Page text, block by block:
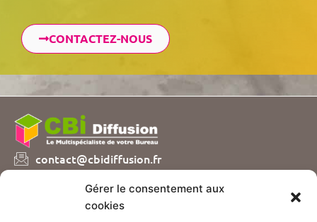
Gérer le consentement aux
cookies
CONTACTEZ-NOUS
contact@cbidiffusion.fr
Parc d’entreprises Visionis
01090 GUEREINS